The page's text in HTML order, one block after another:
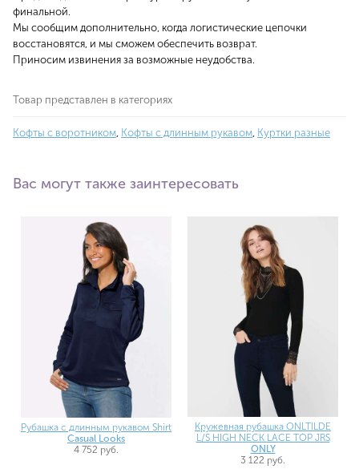
финальной.
Мы сообщим дополнительно, когда логистические цепочки
восстановятся, и мы сможем обеспечить возврат.
Приносим извинения за возможные неудобства.
Товар представлен в категориях
Кофты с воротником Кофты с длинным рукавом Куртки разные
Вас могут также заинтересовать
Рубашка с длинным рукавом Shirt
Casual Looks
4 752 руб.
Кружевная рубашка ONLTILDE
L/S HIGH NECK LACE TOP JRS
ONLY
3 122 руб.